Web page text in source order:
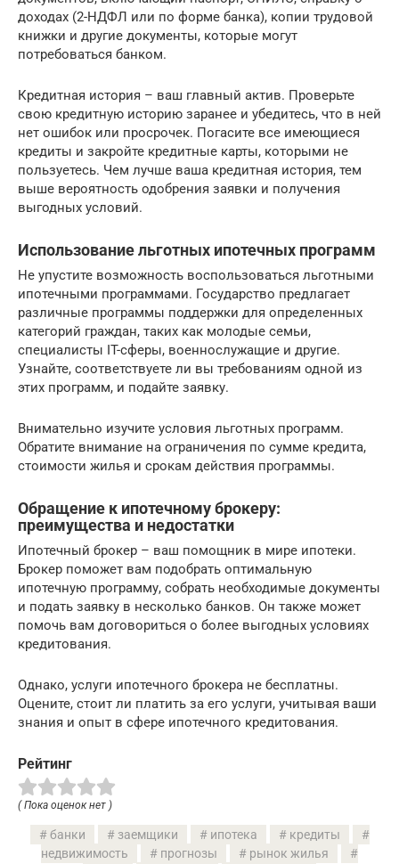
доходах (2-НДФЛ или по форме банка), копии трудовой
книжки и другие документы, которые могут
потребоваться банком.
Кредитная история – ваш главный актив. Проверьте
свою кредитную историю заранее и убедитесь, что в ней
нет ошибок или просрочек. Погасите все имеющиеся
кредиты и закройте кредитные карты, которыми не
пользуетесь. Чем лучше ваша кредитная история, тем
выше вероятность одобрения заявки и получения
выгодных условий.
Использование льготных ипотечных программ
Не упустите возможность воспользоваться льготными
ипотечными программами. Государство предлагает
различные программы поддержки для определенных
категорий граждан, таких как молодые семьи,
специалисты IT-сферы, военнослужащие и другие.
Узнайте, соответствуете ли вы требованиям одной из
этих программ, и подайте заявку.
Внимательно изучите условия льготных программ.
Обратите внимание на ограничения по сумме кредита,
стоимости жилья и срокам действия программы.
Обращение к ипотечному брокеру:
преимущества и недостатки
Ипотечный брокер – ваш помощник в мире ипотеки.
Брокер поможет вам подобрать оптимальную
ипотечную программу, собрать необходимые документы
и подать заявку в несколько банков. Он также может
помочь вам договориться о более выгодных условиях
кредитования.
Однако, услуги ипотечного брокера не бесплатны.
Оцените, стоит ли платить за его услуги, учитывая ваши
знания и опыт в сфере ипотечного кредитования.
Рейтинг
( Пока оценок нет )
банки заемщики ипотека
кредиты
недвижимость
прогнозы
рынок жилья